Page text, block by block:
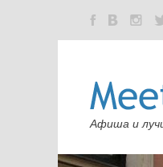
Афиша и